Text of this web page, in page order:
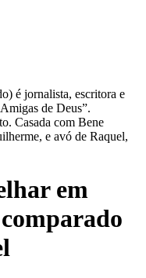
é jornalista, escritora e
de Deus”.
Casada com Bene
e avó de Raquel,
em